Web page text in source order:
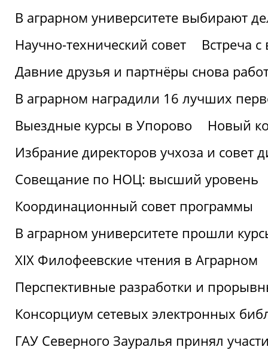
В аграрном университете выбирают
Научно-технический совет
Встреча
Давние друзья и партнёры снова
В аграрном наградили 16 лучших
Выездные курсы в Упорово
Новый
Избрание директоров учхоза и совет
Совещание по НОЦ: высший уровень
Координационный совет программы
В аграрном университете прошли
XIX Филофеевские чтения в Аграрном
Перспективные разработки и
Консорциум сетевых электронных
ГАУ Северного Зауралья принял